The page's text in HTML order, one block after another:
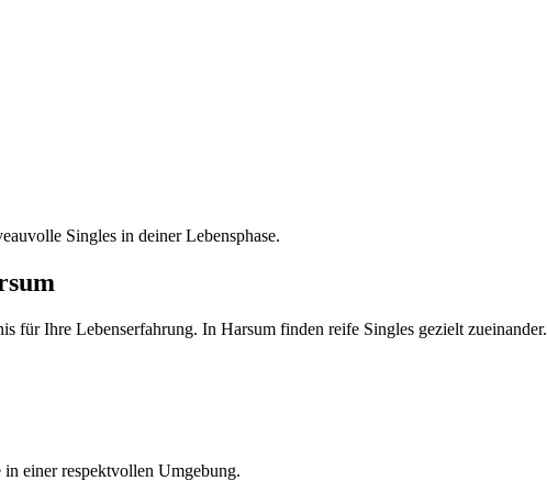
Singles in deiner Lebensphase.
für Ihre Lebenserfahrung. In Harsum finden reife Singles gezielt zueinander.
einer respektvollen Umgebung.